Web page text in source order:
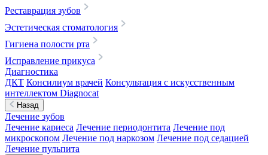
Реставрация зубов
Эстетическая стоматология
Гигиена полости рта
Исправление прикуса
Диагностика
ДКТ Консилиум врачей Консультация с искусственным
интеллектом Diagnocat
Назад
Лечение зубов
Лечение кариеса Лечение периодонтита Лечение под
микроскопом Лечение под наркозом Лечение под седацией
Лечение пульпита